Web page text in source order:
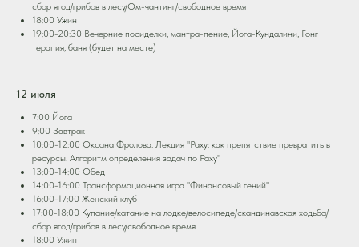
сбор ягод/грибов в лесу/Ом-чантинг/свободное время
18:00 Ужин
19:00-20:30 Вечерние посиделки, мантра-пение, Йога-Кундалини, Гонг
терапия, баня (будет на месте)
12 июля
7:00 Йога
9:00 Завтрак
10:00-12:00 Оксана Фролова. Лекция "Раху: как препятствие превратить в
ресурсы. Алгоритм определения задач по Раху"
13:00-14:00 Обед
14:00-16:00 Трансформационная игра "Финансовый гений"
16:00-17:00 Женский клуб
17:00-18:00 Купание/катание на лодке/велосипеде/скандинавская ходьба/
сбор ягод/грибов в лесу/свободное время
18:00 Ужин